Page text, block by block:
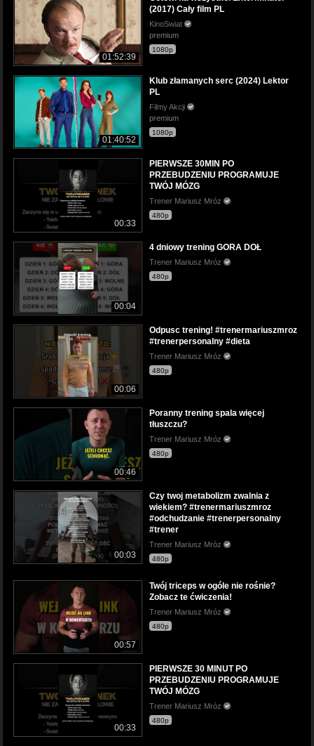
01:52:39
(2017) Cały film PL
KinoSwiat
premium
1080p
01:40:52
Klub złamanych serc (2024) Lektor
PL
Filmy Akcji
premium
1080p
00:33
PIERWSZE 30MIN PO
PRZEBUDZENIU PROGRAMUJE
TWÓJ MÓZG
Trener Mariusz Mróz
480p
00:04
4 dniowy trening GORA DOŁ
Trener Mariusz Mróz
480p
00:06
Odpusc trening! #trenermariuszmroz
#trenerpersonalny #dieta
Trener Mariusz Mróz
480p
00:46
Poranny trening spala więcej
tłuszczu?
Trener Mariusz Mróz
480p
00:03
Czy twoj metabolizm zwalnia z
wiekiem? #trenermariuszmroz
#odchudzanie #trenerpersonalny
#trener
Trener Mariusz Mróz
480p
00:57
Twój triceps w ogóle nie rośnie?
Zobacz te ćwiczenia!
Trener Mariusz Mróz
480p
00:33
PIERWSZE 30 MINUT PO
PRZEBUDZENIU PROGRAMUJE
TWÓJ MÓZG
Trener Mariusz Mróz
480p